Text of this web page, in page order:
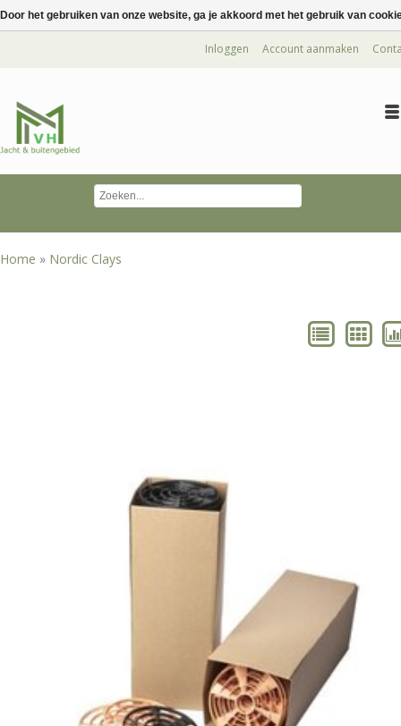
Inloggen Account aanmaken
Home » Nordic Clays
Door het gebruiken van onze website, ga je akkoord met het gebruik van